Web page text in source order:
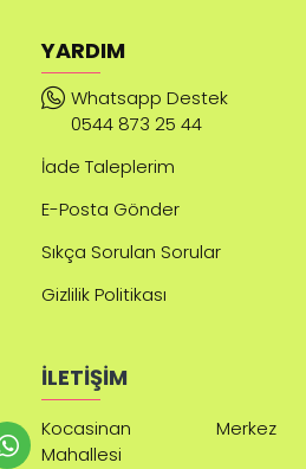
YARDIM
Whatsapp Destek
0544 873 25 44
İade Taleplerim
E-Posta Gönder
Sıkça Sorulan Sorular
Gizlilik Politikası
İLETİŞİM
Kocasinan Merkez
Mahallesi